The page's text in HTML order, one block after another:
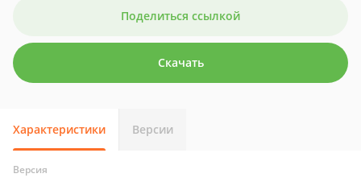
Поделиться ссылкой
Скачать
Характеристики Версии
Версия